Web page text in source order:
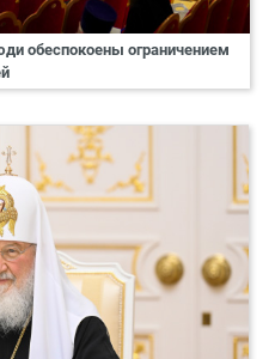
обеспокоены ограничением